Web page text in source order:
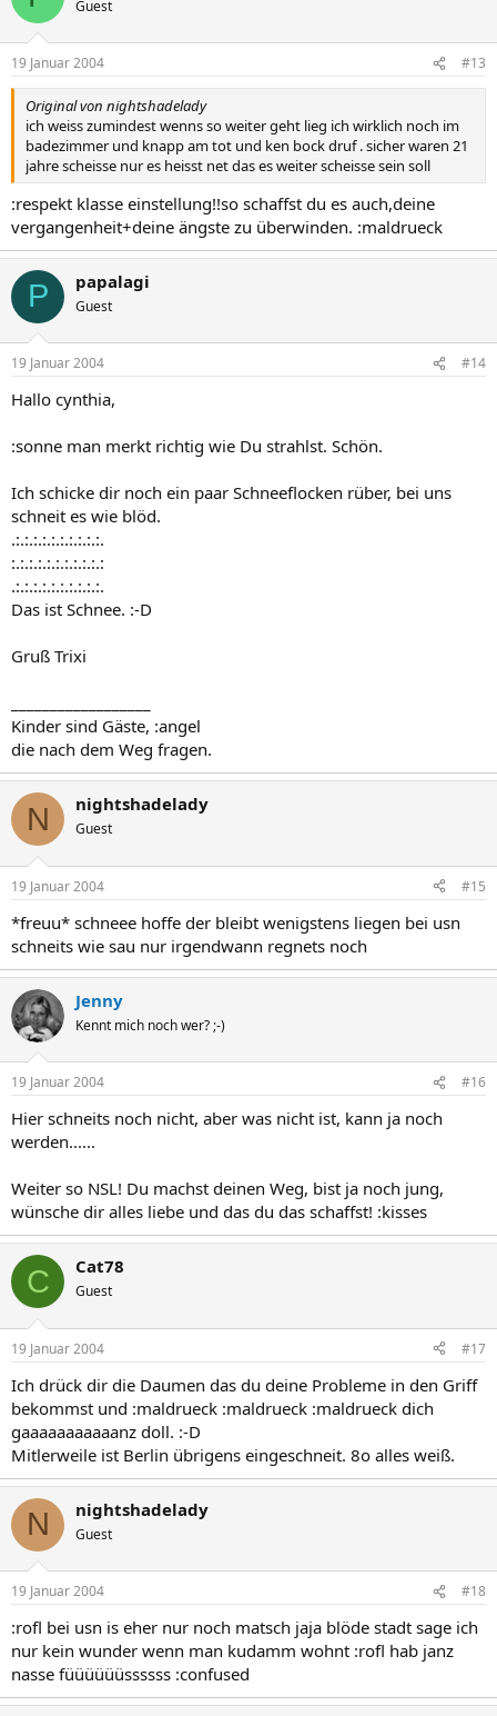
Guest
19 Januar 2004 #13
Original von nightshadelady
ich weiss zumindest wenns so weiter geht lieg ich wirklich noch im
badezimmer und knapp am tot und ken bock druf . sicher waren 21
jahre scheisse nur es heisst net das es weiter scheisse sein soll
:respekt klasse einstellung!!so schaffst du es auch,deine
vergangenheit+deine ängste zu überwinden. :maldrueck
P papalagi
Guest
19 Januar 2004 #14
Hallo cynthia,
:sonne man merkt richtig wie Du strahlst. Schön.
Ich schicke dir noch ein paar Schneeflocken rüber, bei uns
schneit es wie blöd.
.:.:.:.:.:.:.:.:.:.:.
:.:.:.:.:.:.:.:.:.:.:
.:.:.:.:.:.:.:.:.:.:.
Das ist Schnee. :-D
Gruß Trixi
Kinder sind Gäste, :angel
die nach dem Weg fragen.
N nightshadelady
Guest
19 Januar 2004 #15
*freuu* schneee hoffe der bleibt wenigstens liegen bei usn
schneits wie sau nur irgendwann regnets noch
Jenny
Kennt mich noch wer? ;-)
19 Januar 2004 #16
Hier schneits noch nicht, aber was nicht ist, kann ja noch
werden......
Weiter so NSL! Du machst deinen Weg, bist ja noch jung,
wünsche dir alles liebe und das du das schaffst! :kisses
C Cat78
Guest
19 Januar 2004 #17
Ich drück dir die Daumen das du deine Probleme in den Griff
bekommst und :maldrueck :maldrueck :maldrueck dich
gaaaaaaaaaaanz doll. :-D
Mitlerweile ist Berlin übrigens eingeschneit. 8o alles weiß.
N nightshadelady
Guest
19 Januar 2004 #18
:rofl bei usn is eher nur noch matsch jaja blöde stadt sage ich
nur kein wunder wenn man kudamm wohnt :rofl hab janz
nasse füüüüüüssssss :confused